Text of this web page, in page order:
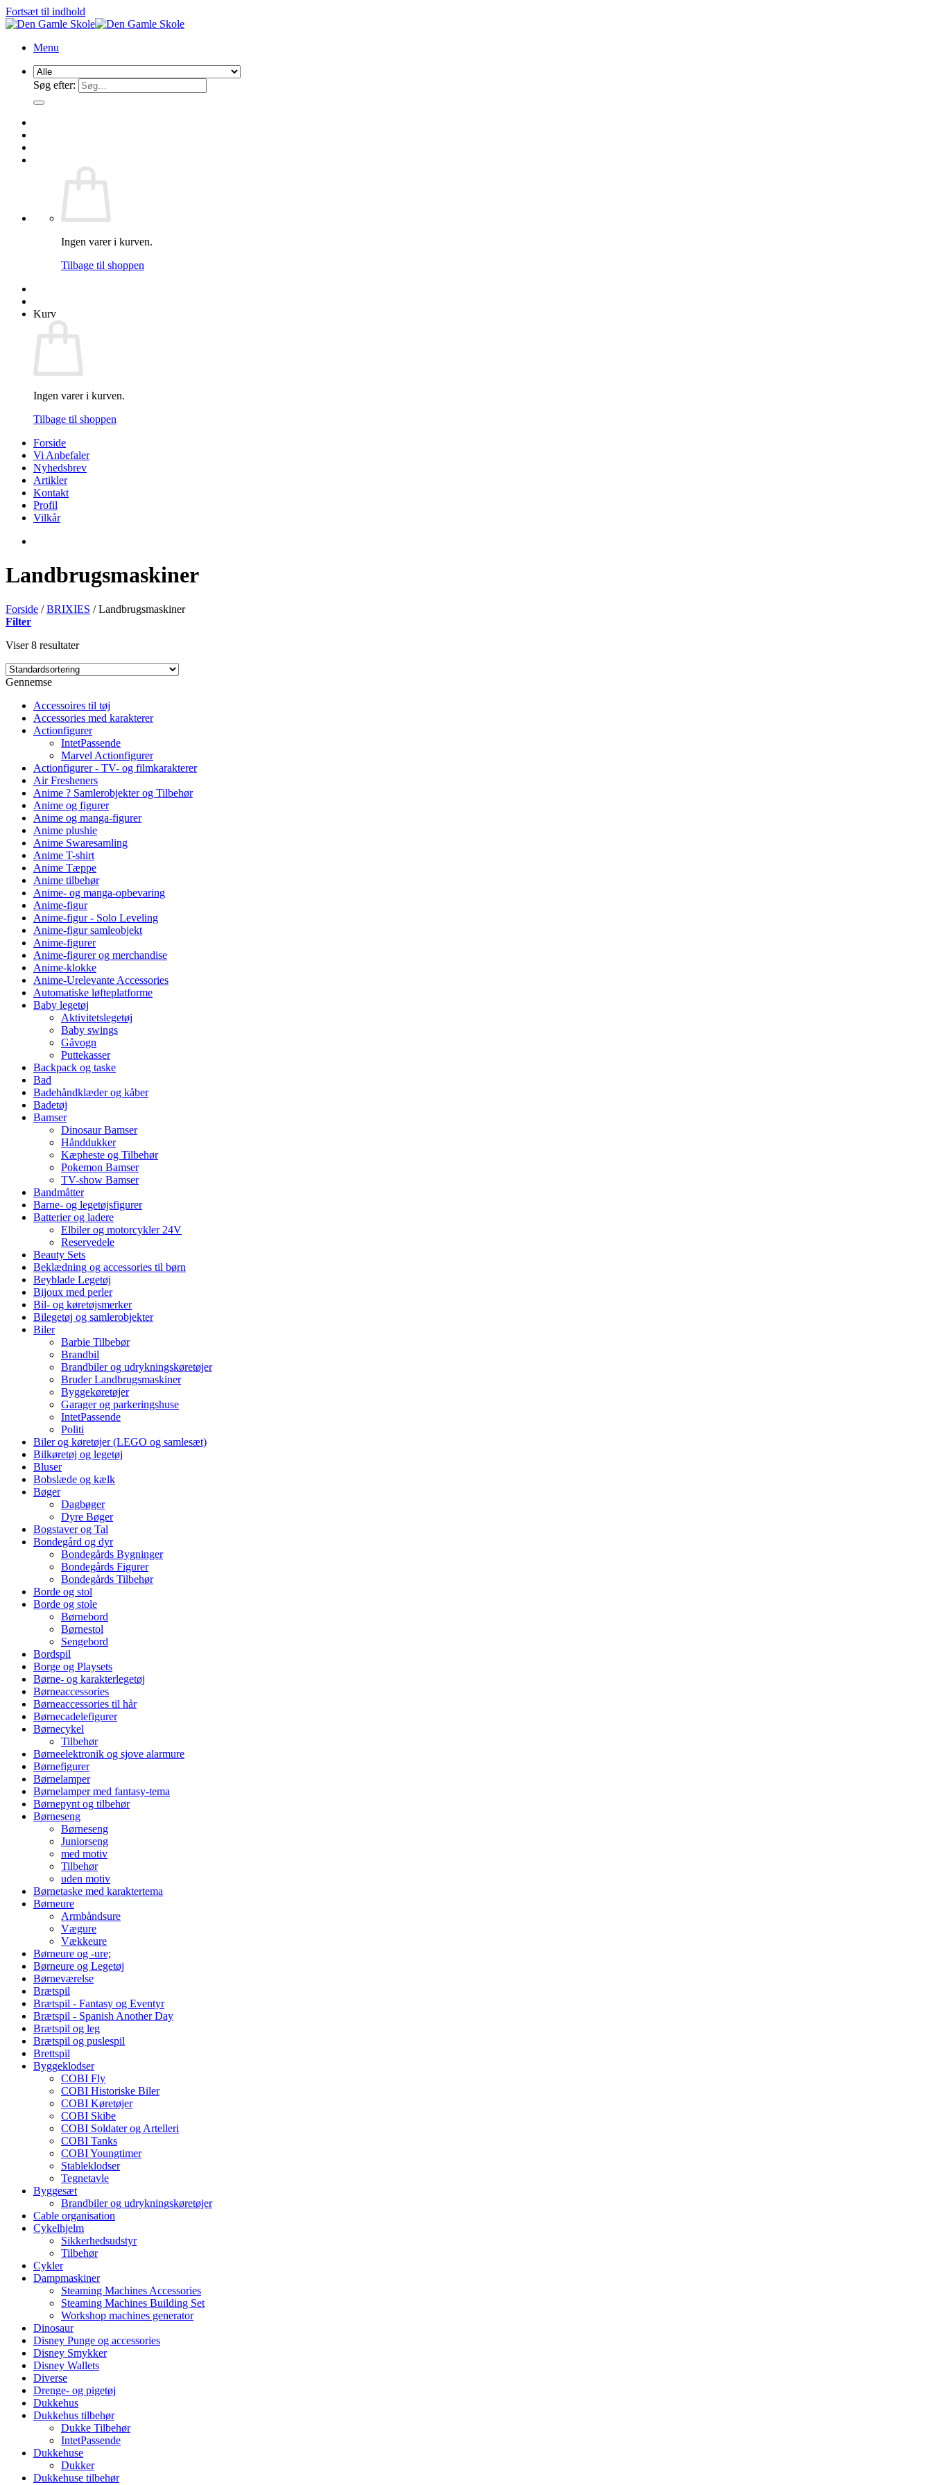
Fortsæt til indhold
Menu
Søg efter:
Ingen varer i kurven.
Tilbage til shoppen
Kurv
Ingen varer i kurven.
Tilbage til shoppen
Forside
Vi Anbefaler
Nyhedsbrev
Artikler
Kontakt
Profil
Vilkår
Landbrugsmaskiner
Forside / BRIXIES /Landbrugsmaskiner
Filter
Viser 8 resultater
Gennemse
Accessoires til tøj
Accessories med karakterer
Actionfigurer
IntetPassende
Marvel Actionfigurer
Actionfigurer - TV- og filmkarakterer
Air Fresheners
Anime ? Samlerobjekter og Tilbehør
Anime og figurer
Anime og manga-figurer
Anime plushie
Anime Swaresamling
Anime T-shirt
Anime Tæppe
Anime tilbehør
Anime- og manga-opbevaring
Anime-figur
Anime-figur - Solo Leveling
Anime-figur samleobjekt
Anime-figurer
Anime-figurer og merchandise
Anime-klokke
Anime-Urelevante Accessories
Automatiske løfteplatforme
Baby legetøj
Aktivitetslegetøj
Baby swings
Gåvogn
Puttekasser
Backpack og taske
Bad
Badehåndklæder og kåber
Badetøj
Bamser
Dinosaur Bamser
Hånddukker
Kæpheste og Tilbehør
Pokemon Bamser
TV-show Bamser
Bandmåtter
Barne- og legetøjsfigurer
Batterier og ladere
Elbiler og motorcykler 24V
Reservedele
Beauty Sets
Beklædning og accessories til børn
Beyblade Legetøj
Bijoux med perler
Bil- og køretøjsmerker
Bilegetøj og samlerobjekter
Biler
Barbie Tilbebør
Brandbil
Brandbiler og udrykningskøretøjer
Bruder Landbrugsmaskiner
Byggekøretøjer
Garager og parkeringshuse
IntetPassende
Politi
Biler og køretøjer (LEGO og samlesæt)
Bilkøretøj og legetøj
Bluser
Bobslæde og kælk
Bøger
Dagbøger
Dyre Bøger
Bogstaver og Tal
Bondegård og dyr
Bondegårds Bygninger
Bondegårds Figurer
Bondegårds Tilbehør
Borde og stol
Borde og stole
Børnebord
Børnestol
Sengebord
Bordspil
Borge og Playsets
Børne- og karakterlegetøj
Børneaccessories
Børneaccessories til hår
Børnecadelefigurer
Børnecykel
Tilbehør
Børneelektronik og sjove alarmure
Børnefigurer
Børnelamper
Børnelamper med fantasy-tema
Børnepynt og tilbehør
Børneseng
Børneseng
Juniorseng
med motiv
Tilbehør
uden motiv
Børnetaske med karaktertema
Børneure
Armbåndsure
Vægure
Vækkeure
Børneure og -ure;
Børneure og Legetøj
Børneværelse
Brætspil
Brætspil - Fantasy og Eventyr
Brætspil - Spanish Another Day
Brætspil og leg
Brætspil og puslespil
Brettspil
Byggeklodser
COBI Fly
COBI Historiske Biler
COBI Køretøjer
COBI Skibe
COBI Soldater og Artelleri
COBI Tanks
COBI Youngtimer
Stableklodser
Tegnetavle
Byggesæt
Brandbiler og udrykningskøretøjer
Cable organisation
Cykelhjelm
Sikkerhedsudstyr
Tilbehør
Cykler
Dampmaskiner
Steaming Machines Accessories
Steaming Machines Building Set
Workshop machines generator
Dinosaur
Disney Punge og accessories
Disney Smykker
Disney Wallets
Diverse
Drenge- og pigetøj
Dukkehus
Dukkehus tilbehør
Dukke Tilbehør
IntetPassende
Dukkehuse
Dukker
Dukkehuse tilbehør